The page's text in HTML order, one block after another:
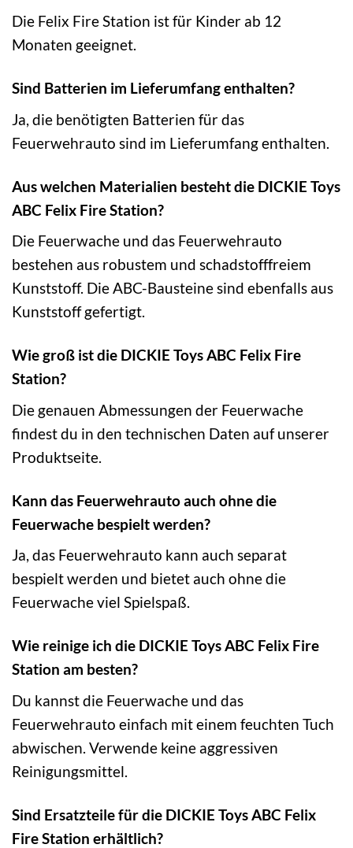
Die Felix Fire Station ist für Kinder ab 12
Monaten geeignet.
Sind Batterien im Lieferumfang enthalten?
Ja, die benötigten Batterien für das
Feuerwehrauto sind im Lieferumfang enthalten.
Aus welchen Materialien besteht die DICKIE Toys
ABC Felix Fire Station?
Die Feuerwache und das Feuerwehrauto
bestehen aus robustem und schadstofffreiem
Kunststoff. Die ABC-Bausteine sind ebenfalls aus
Kunststoff gefertigt.
Wie groß ist die DICKIE Toys ABC Felix Fire
Station?
Die genauen Abmessungen der Feuerwache
findest du in den technischen Daten auf unserer
Produktseite.
Kann das Feuerwehrauto auch ohne die
Feuerwache bespielt werden?
Ja, das Feuerwehrauto kann auch separat
bespielt werden und bietet auch ohne die
Feuerwache viel Spielspaß.
Wie reinige ich die DICKIE Toys ABC Felix Fire
Station am besten?
Du kannst die Feuerwache und das
Feuerwehrauto einfach mit einem feuchten Tuch
abwischen. Verwende keine aggressiven
Reinigungsmittel.
Sind Ersatzteile für die DICKIE Toys ABC Felix
Fire Station erhältlich?